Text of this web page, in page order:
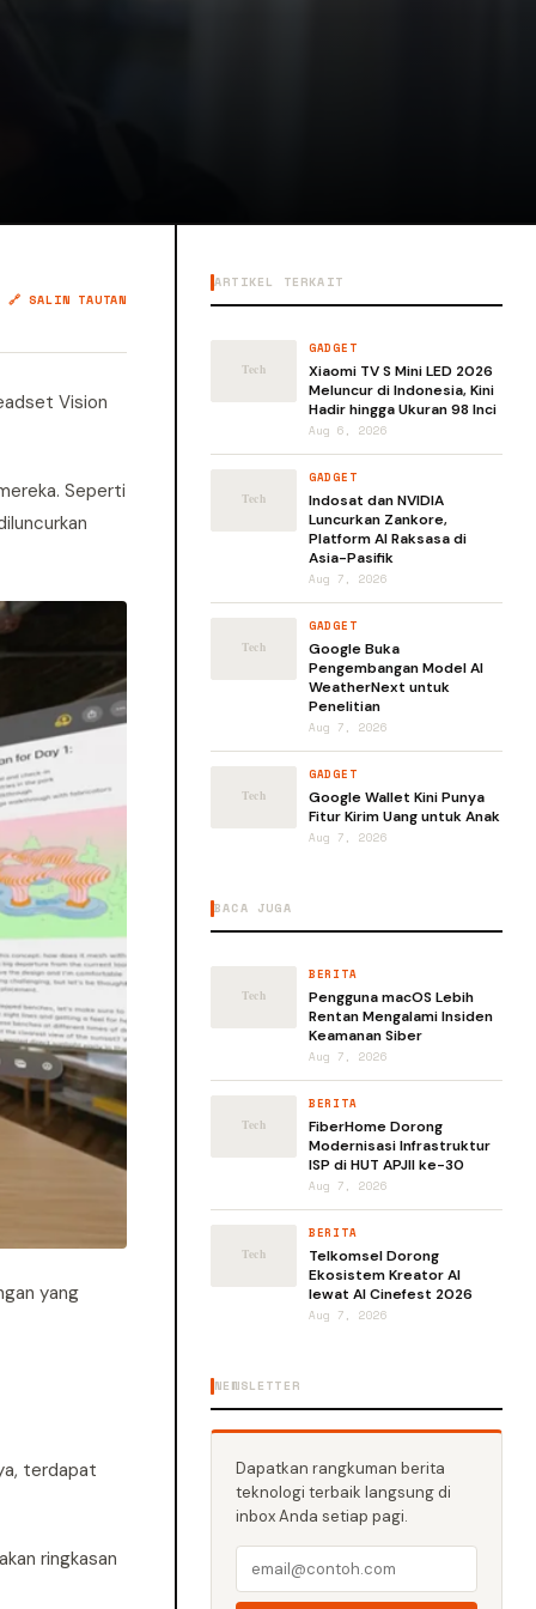
🔗 SALIN TAUTAN
Vision
Seperti
yang
terdapat
ringkasan
ARTIKEL TERKAIT
GADGET
Xiaomi TV S Mini LED 2026
Meluncur di Indonesia, Kini
Hadir hingga Ukuran 98 Inci
Aug 6, 2026
GADGET
Indosat dan NVIDIA
Luncurkan Zankore,
Platform AI Raksasa di
Asia-Pasifik
Aug 7, 2026
GADGET
Google Buka
Pengembangan Model AI
WeatherNext untuk
Penelitian
Aug 7, 2026
GADGET
Google Wallet Kini Punya
Fitur Kirim Uang untuk Anak
Aug 7, 2026
BACA JUGA
BERITA
Pengguna macOS Lebih
Rentan Mengalami Insiden
Keamanan Siber
Aug 7, 2026
BERITA
FiberHome Dorong
Modernisasi Infrastruktur
ISP di HUT APJII ke-30
Aug 7, 2026
BERITA
Telkomsel Dorong
Ekosistem Kreator AI
lewat AI Cinefest 2026
Aug 7, 2026
NEWSLETTER
Dapatkan rangkuman berita
teknologi terbaik langsung di
inbox Anda setiap pagi.